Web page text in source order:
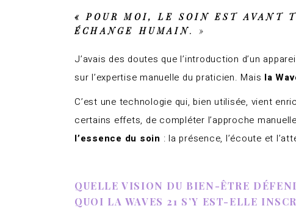
« POUR MOI, LE SOIN EST AVANT
ÉCHANGE HUMAIN. »
J’avais des doutes que l’introduction d’un
sur l’expertise manuelle du praticien. Mais la
C’est une technologie qui, bien utilisée, vient
certains effets, de compléter l’approche
l’essence du soin : la présence, l’écoute et
QUELLE VISION DU BIEN-ÊTRE
QUOI LA WAVES 21 S’Y EST-ELLE